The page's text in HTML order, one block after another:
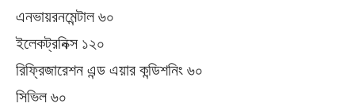
এনভায়রনমেন্টাল ৬০
ইলেকট্রনিক্স ১২০
রিফ্রিজারেশন এন্ড এয়ার কন্ডিশনিং ৬০
সিভিল ৬০